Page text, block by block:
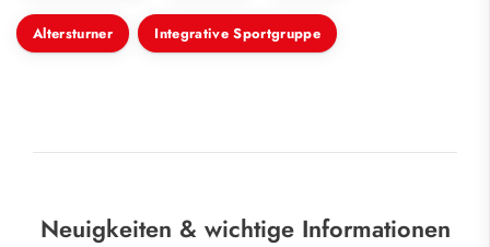
Altersturner Integrative Sportgruppe
Neuigkeiten & wichtige Informationen